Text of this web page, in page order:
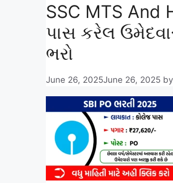
SSC MTS And
પાસ કરેલ
ભરો
June 26, 2025June 26, 2025 by